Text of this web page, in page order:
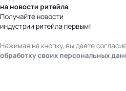
на новости ритейла
Получайте новости
индустрии ритейла первым!
Нажимая на кнопку, вы даете
обработку своих персональных